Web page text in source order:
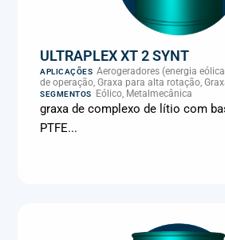
ULTRAPLEX XT 2 SYNT
APLICAÇÕES Aerogeradores (energia
de operação, Graxa para alta rotação,
temperatura, Graxa para rolamento do
SEGMENTOS Eólico, Metalmecânica
graxa de complexo de lítio com
PTFE...